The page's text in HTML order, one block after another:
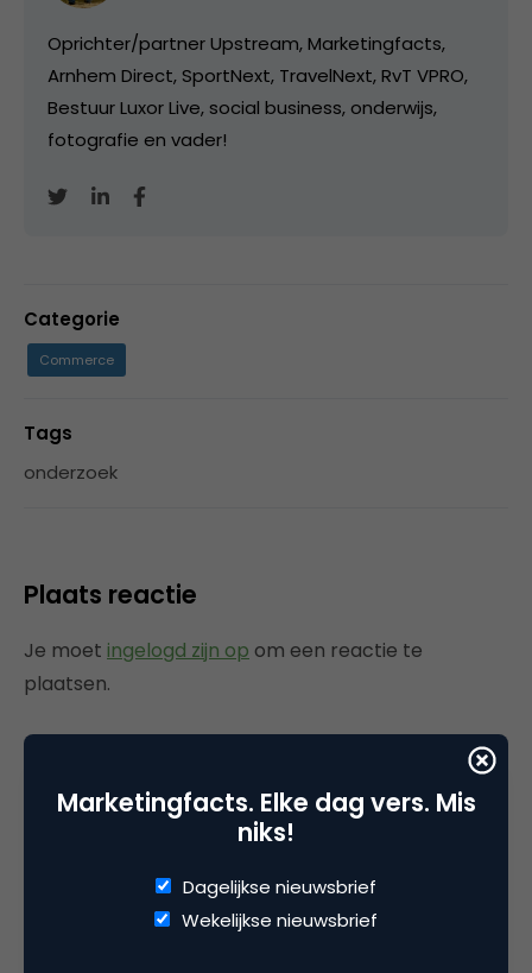
Oprichter/partner Upstream, Marketingfacts,
Arnhem Direct, SportNext, TravelNext, RvT VPRO,
Bestuur Luxor Live, social business, onderwijs,
fotografie en vader!
Categorie
Commerce
Tags
onderzoek
Plaats reactie
Je moet ingelogd zijn op om een reactie te
plaatsen.
Gerelateerde artikelen
Rebel with or without a cause?
Wake-upcall voor ontwerpers
en merkeigenaren
Marketingfacts. Elke dag vers. Mis
niks!
Dagelijkse nieuwsbrief
Wekelijkse nieuwsbrief